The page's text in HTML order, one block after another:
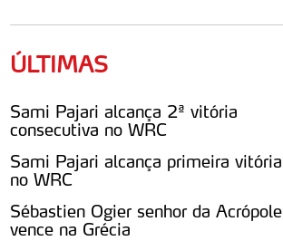
ÚLTIMAS
Sami Pajari alcança 2ª vitória
consecutiva no WRC
Sami Pajari alcança primeira vitória
no WRC
Sébastien Ogier senhor da Acrópole
vence na Grécia